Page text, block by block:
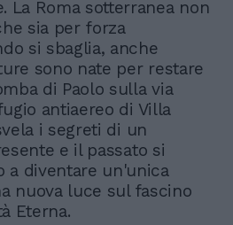
La Roma sotterranea non
sia per forza
si sbaglia, anche
sono nate per restare
di Paolo sulla via
antiaereo di Villa
i segreti di un
e il passato si
a diventare un'unica
nuova luce sul fascino
Eterna.